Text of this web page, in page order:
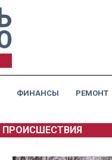
ФИНАНСЫ РЕМОНТ
ПРОИСШЕСТВИЯ